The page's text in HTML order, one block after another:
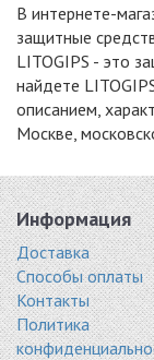
В интернете-
защитные
LITOGIPS - это
найдете
описанием,
Москве,
Информация
Доставка
Способы оплаты
Контакты
Политика